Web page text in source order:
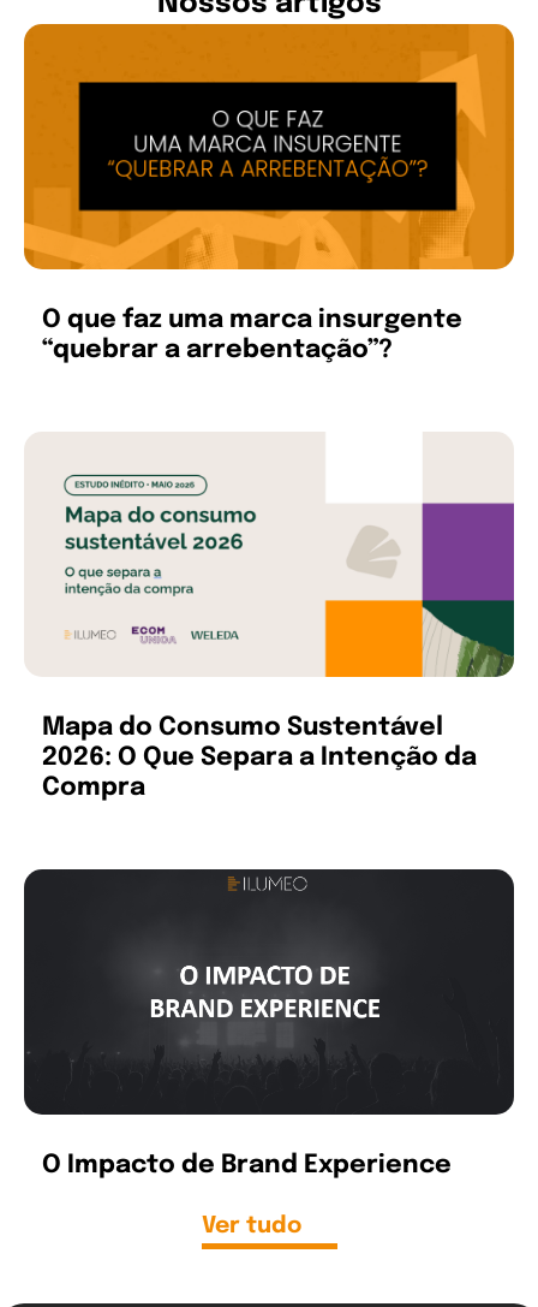
O que faz uma marca insurgente
“quebrar a arrebentação”?
Mapa do Consumo Sustentável
2026: O Que Separa a Intenção da
Compra
O Impacto de Brand Experience
Ver tudo